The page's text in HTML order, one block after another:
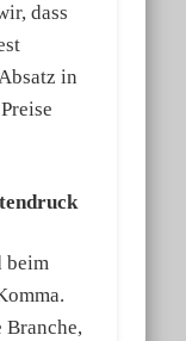
dass
in
beim
Branche,